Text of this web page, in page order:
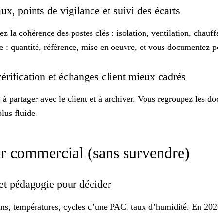
points de vigilance et suivi des écarts
la cohérence des postes clés : isolation, ventilation,
quantité, référence, mise en oeuvre, et vous documentez
et échanges client mieux cadrés
à partager avec le client et à archiver. Vous regroupez les
fluide.
(sans survendre)
pédagogie pour décider
températures, cycles d’une PAC, taux d’humidité. En